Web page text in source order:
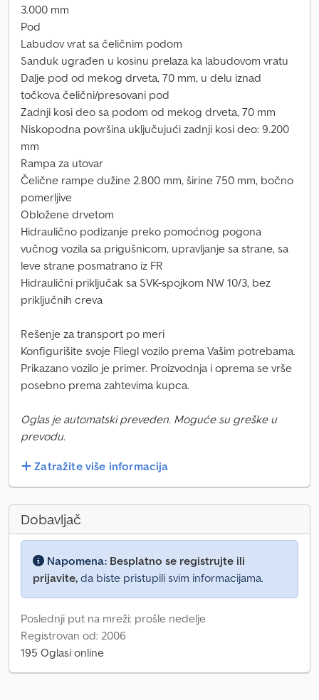
3.000 mm
Pod
Labudov vrat sa čeličnim podom
Sanduk ugrađen u kosinu prelaza ka labudovom vratu
Dalje pod od mekog drveta, 70 mm, u delu iznad
točkova čelični/presovani pod
Zadnji kosi deo sa podom od mekog drveta, 70 mm
Niskopodna površina uključujući zadnji kosi deo: 9.200
mm
Rampa za utovar
Čelične rampe dužine 2.800 mm, širine 750 mm, bočno
pomerljive
Obložene drvetom
Hidraulično podizanje preko pomoćnog pogona
vučnog vozila sa prigušnicom, upravljanje sa strane, sa
leve strane posmatrano iz FR
Hidraulični priključak sa SVK-spojkom NW 10/3, bez
priključnih creva
Rešenje za transport po meri
Konfigurišite svoje Fliegl vozilo prema Vašim potrebama.
Prikazano vozilo je primer. Proizvodnja i oprema se vrše
posebno prema zahtevima kupca.
Oglas je automatski preveden. Moguće su greške u
prevodu.
Zatražite više informacija
Dobavljač
Napomena: Besplatno se registrujte ili
prijavite, da biste pristupili svim informacijama.
Poslednji put na mreži: prošle nedelje
Registrovan od: 2006
195 Oglasi online